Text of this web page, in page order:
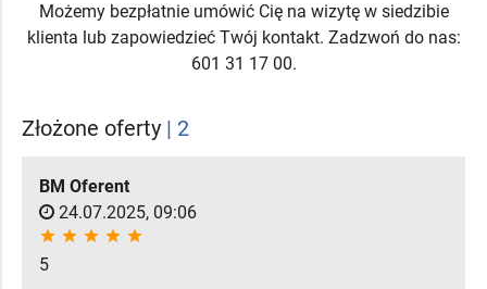
Możemy bezpłatnie umówić Cię na wizytę w siedzibie
klienta lub zapowiedzieć Twój kontakt. Zadzwoń do nas:
601 31 17 00.
Złożone oferty | 2
BM Oferent
24.07.2025, 09:06
star star star star star
5